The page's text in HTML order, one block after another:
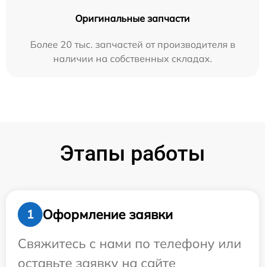
Оригинальные запчасти
Более 20 тыс. запчастей от производителя в
наличии на собственных складах.
Этапы работы
1
Оформление заявки
Свяжитесь с нами по телефону или
оставьте заявку на сайте